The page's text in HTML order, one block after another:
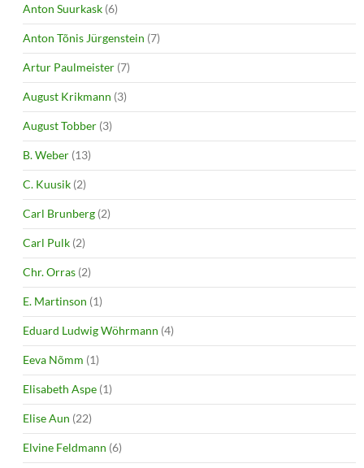
Anton Suurkask (6)
Anton Tõnis Jürgenstein (7)
Artur Paulmeister (7)
August Krikmann (3)
August Tobber (3)
B. Weber (13)
C. Kuusik (2)
Carl Brunberg (2)
Carl Pulk (2)
Chr. Orras (2)
E. Martinson (1)
Eduard Ludwig Wöhrmann (4)
Eeva Nõmm (1)
Elisabeth Aspe (1)
Elise Aun (22)
Elvine Feldmann (6)